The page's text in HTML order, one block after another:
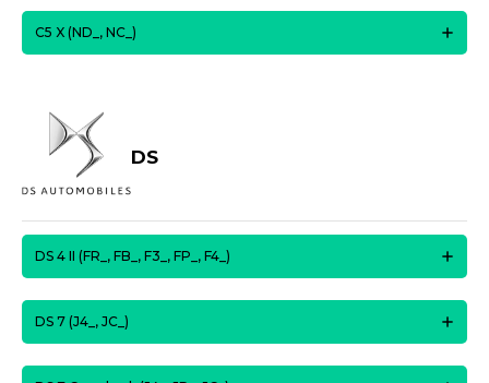
C5 X (ND_, NC_)
DS
DS 4 II (FR_, FB_, F3_, FP_, F4_)
DS 7 (J4_, JC_)